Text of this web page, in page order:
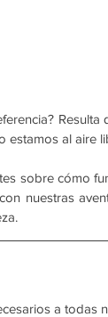
Resulta
estamos al aire
sobre cómo
nuestras
a todas